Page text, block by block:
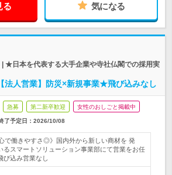
る 気になる
★日本を代表する大手企業や寺社仏閣での採用実
法人営業】防災×新規事業★飛び込みなし
急募 第二新卒歓迎 女性のおしごと掲載中
了予定日： 2026/10/08
心で働きやすさ◎》国内外から新しい商材を 発
るスマートソリューション事業部にて営業をお任
込み営業なし